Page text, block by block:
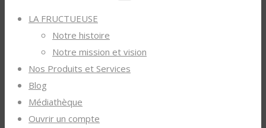
LA FRUCTUEUSE
Notre histoire
Notre mission et vision
Nos Produits et Services
Blog
Médiathèque
Ouvrir un compte